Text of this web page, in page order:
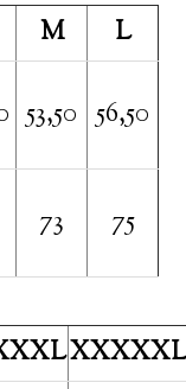
M
L
53,50 56,50
73 75